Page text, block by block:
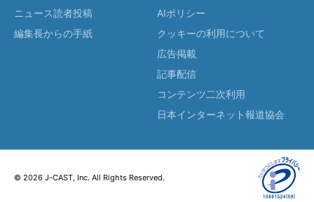
ニュース読者投稿
編集長からの手紙
AIポリシー
クッキーの利用について
広告掲載
記事配信
コンテンツ二次利用
日本インターネット報道協会
© 2026 J-CAST, Inc. All Rights Reserved.